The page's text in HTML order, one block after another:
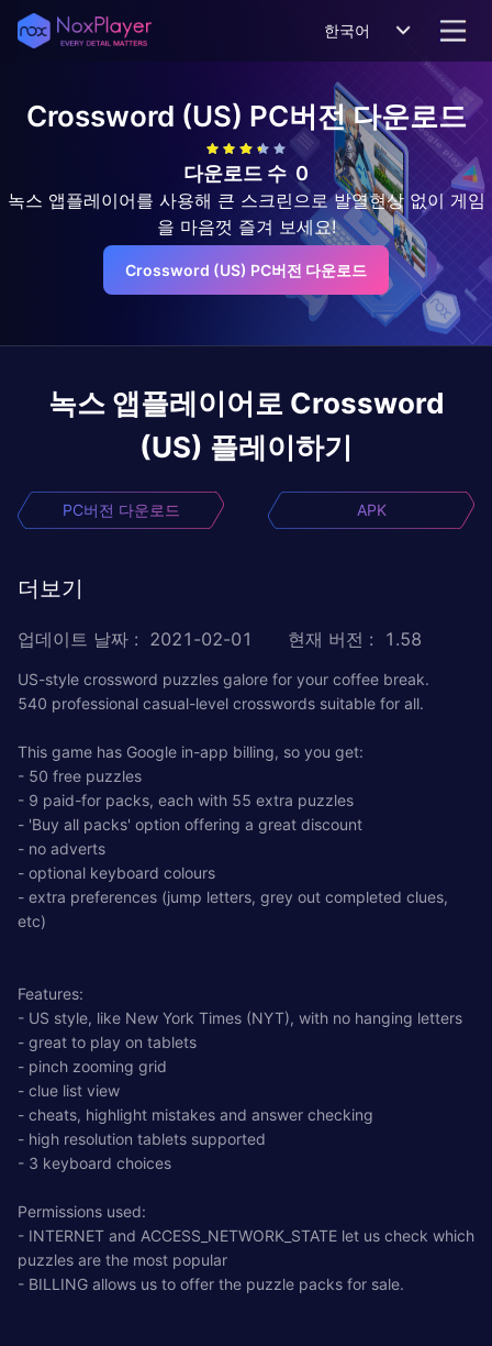
한국어
Crossword (US) PC버전 다운로드
다운로드 수 0
녹스 앱플레이어를 사용해 큰 스크린으로 발열현상 없이 게임
을 마음껏 즐겨 보세요!
Crossword (US) PC버전 다운로드
녹스 앱플레이어로 Crossword
(US) 플레이하기
PC버전 다운로드 APK
더보기
업데이트 날짜 : 2021-02-01 현재 버전 : 1.58
US-style crossword puzzles galore for your coffee break.
540 professional casual-level crosswords suitable for all.
This game has Google in-app billing, so you get:
- 50 free puzzles
- 9 paid-for packs, each with 55 extra puzzles
- 'Buy all packs' option offering a great discount
- no adverts
- optional keyboard colours
- extra preferences (jump letters, grey out completed clues,
etc)
Features:
- US style, like New York Times (NYT), with no hanging letters
- great to play on tablets
- pinch zooming grid
- clue list view
- cheats, highlight mistakes and answer checking
- high resolution tablets supported
- 3 keyboard choices
Permissions used:
- INTERNET and ACCESS_NETWORK_STATE let us check which
puzzles are the most popular
- BILLING allows us to offer the puzzle packs for sale.